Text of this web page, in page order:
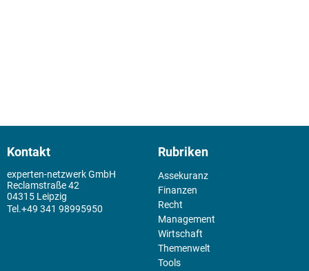
Kontakt
experten-netzwerk GmbH
Reclamstraße 42
04315 Leipzig
+49 341 98995950
Rubriken
Assekuranz
Finanzen
Recht
Management
Wirtschaft
Themenwelt
Tools